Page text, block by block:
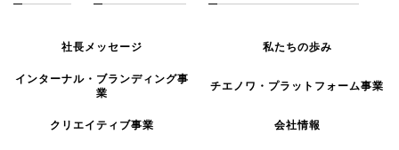
社長メッセージ 私たちの歩み
インターナル・ブランディング事
業
チエノワ・プラットフォーム事業
クリエイティブ事業 会社情報